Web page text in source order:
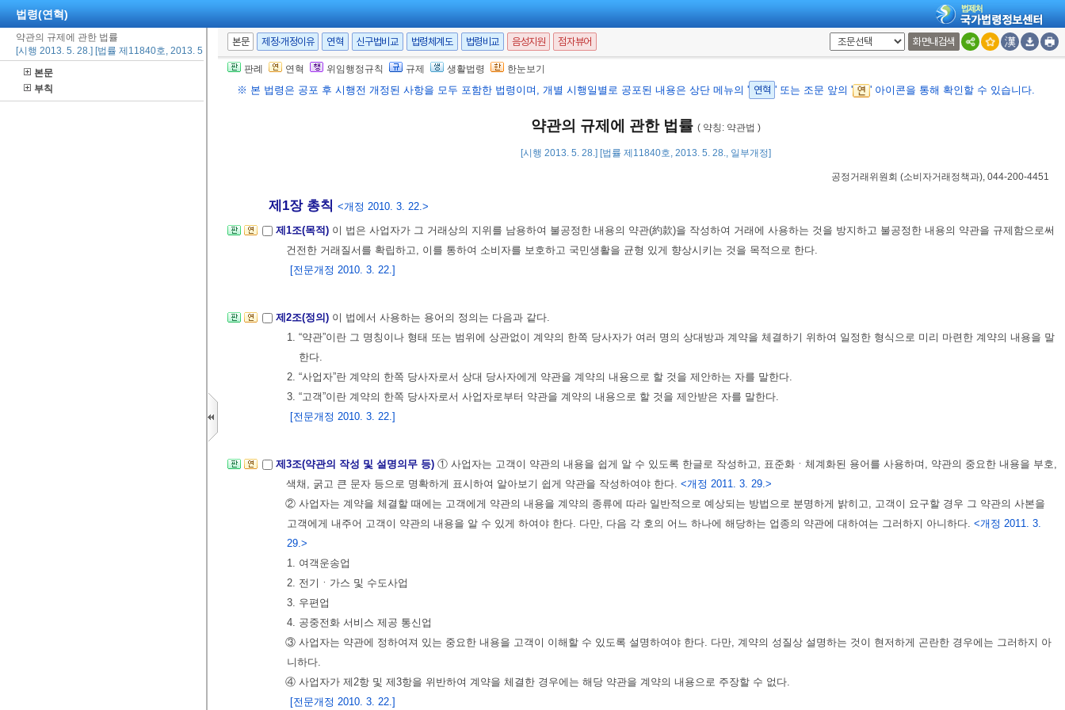
법령(연혁)
약관의 규제에 관한 법률
[시행 2013. 5. 28.] [법률 제11840호, 2013. 5. 28., 일부개정]
본문
부칙
본문 제정·개정이유 연혁 신구법비교 법령체계도 법령비교 음성지원 점자뷰어 화면내검색
판례 연혁 위임행정규칙 규제 생활법령 한눈보기
※ 본 법령은 공포 후 시행전 개정된 사항을 모두 포함한 법령이며, 개별 시행일별로 공포된 내용은 상단 메뉴의 ' 연혁 ' 또는 조문 앞의 ' ' 아이콘을 통해 확인할 수 있습니다.
약관의 규제에 관한 법률 ( 약칭: 약관법 )
[시행 2013. 5. 28.] [법률 제11840호, 2013. 5. 28., 일부개정]
공정거래위원회 (소비자거래정책과), 044-200-4451
제1장 총칙 <개정 2010. 3. 22.>
제1조(목적) 이 법은 사업자가 그 거래상의 지위를 남용하여 불공정한 내용의 약관(約款)을 작성하여 거래에 사용하는 것을 방지하고 불공정한 내용의 약관을 규제함으로써
건전한 거래질서를 확립하고, 이를 통하여 소비자를 보호하고 국민생활을 균형 있게 향상시키는 것을 목적으로 한다.
[전문개정 2010. 3. 22.]
제2조(정의) 이 법에서 사용하는 용어의 정의는 다음과 같다.
1. “약관”이란 그 명칭이나 형태 또는 범위에 상관없이 계약의 한쪽 당사자가 여러 명의 상대방과 계약을 체결하기 위하여 일정한 형식으로 미리 마련한 계약의 내용을 말
한다.
2. “사업자”란 계약의 한쪽 당사자로서 상대 당사자에게 약관을 계약의 내용으로 할 것을 제안하는 자를 말한다.
3. “고객”이란 계약의 한쪽 당사자로서 사업자로부터 약관을 계약의 내용으로 할 것을 제안받은 자를 말한다.
[전문개정 2010. 3. 22.]
제3조(약관의 작성 및 설명의무 등) ① 사업자는 고객이 약관의 내용을 쉽게 알 수 있도록 한글로 작성하고, 표준화ㆍ체계화된 용어를 사용하며, 약관의 중요한 내용을 부호,
색채, 굵고 큰 문자 등으로 명확하게 표시하여 알아보기 쉽게 약관을 작성하여야 한다. <개정 2011. 3. 29.>
② 사업자는 계약을 체결할 때에는 고객에게 약관의 내용을 계약의 종류에 따라 일반적으로 예상되는 방법으로 분명하게 밝히고, 고객이 요구할 경우 그 약관의 사본을
고객에게 내주어 고객이 약관의 내용을 알 수 있게 하여야 한다. 다만, 다음 각 호의 어느 하나에 해당하는 업종의 약관에 대하여는 그러하지 아니하다. <개정 2011. 3.
29.>
1. 여객운송업
2. 전기ㆍ가스 및 수도사업
3. 우편업
4. 공중전화 서비스 제공 통신업
③ 사업자는 약관에 정하여져 있는 중요한 내용을 고객이 이해할 수 있도록 설명하여야 한다. 다만, 계약의 성질상 설명하는 것이 현저하게 곤란한 경우에는 그러하지 아
니하다.
④ 사업자가 제2항 및 제3항을 위반하여 계약을 체결한 경우에는 해당 약관을 계약의 내용으로 주장할 수 없다.
[전문개정 2010. 3. 22.]